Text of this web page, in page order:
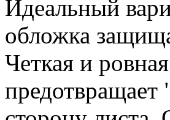
Идеальный
обложка
Четкая и
предотвращает